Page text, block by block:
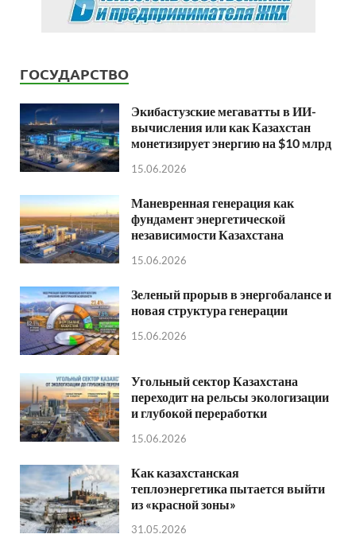
ГОСУДАРСТВО
Экибастузские мегаватты в ИИ-
вычисления или как Казахстан
монетизирует энергию на $10 млрд
15.06.2026
Маневренная генерация как
фундамент энергетической
независимости Казахстана
15.06.2026
Зеленый прорыв в энергобалансе и
новая структура генерации
15.06.2026
Угольный сектор Казахстана
переходит на рельсы экологизации
и глубокой переработки
15.06.2026
Как казахстанская
теплоэнергетика пытается выйти
из «красной зоны»
31.05.2026